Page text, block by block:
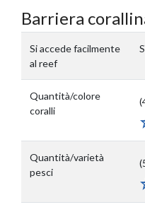
Barriera
Si accede facilmente
al reef
Quantità/colore
coralli
Quantità/varietà
pesci